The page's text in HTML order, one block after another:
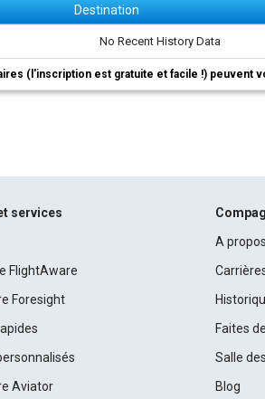
Destination
No Recent History Data
(l'inscription est gratuite et facile !) peuvent
services
FlightAware
Foresight
Aviator
A
Faites
Salle
Blog